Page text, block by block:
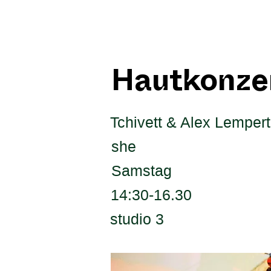
Tchivett & Alex Lempert
she
Samstag
14:30-16.30
studio 3